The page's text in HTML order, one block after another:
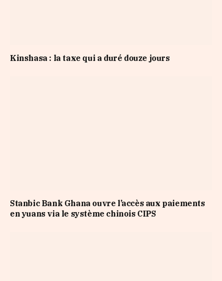
Kinshasa : la taxe qui a duré douze jours
Stanbic Bank Ghana ouvre l’accès aux paiements
en yuans via le système chinois CIPS